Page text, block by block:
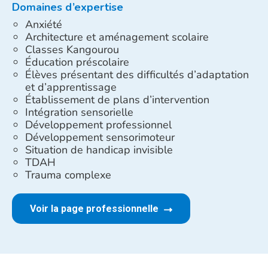
Domaines d’expertise
Anxiété
Architecture et aménagement scolaire
Classes Kangourou
Éducation préscolaire
Élèves présentant des difficultés d’adaptation
et d’apprentissage
Établissement de plans d’intervention
Intégration sensorielle
Développement professionnel
Développement sensorimoteur
Situation de handicap invisible
TDAH
Trauma complexe
Voir la page professionnelle